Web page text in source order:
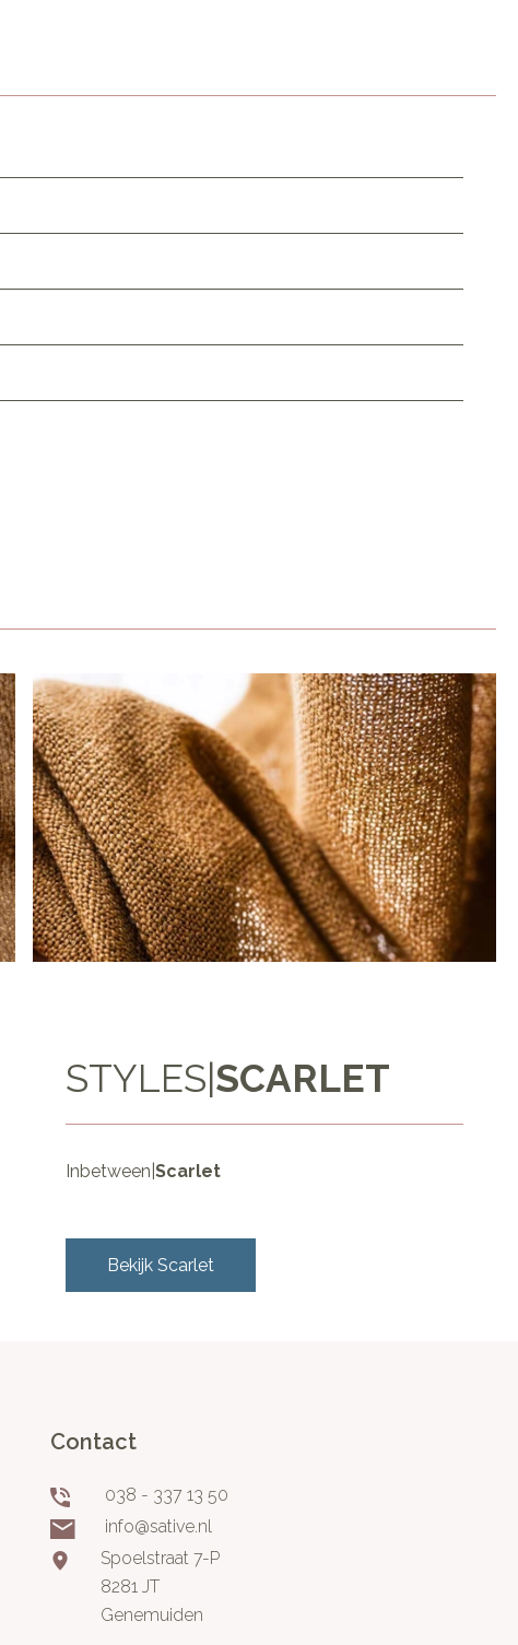
STYLES|SCARLET
Inbetween Scarlet
Bekijk Scarlet
Contact
038 - 337 13 50
info@sative.nl
Spoelstraat 7-P
8281 JT
Genemuiden